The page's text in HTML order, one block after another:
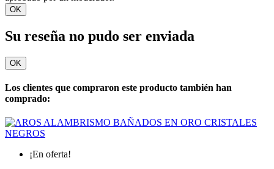
OK
Su reseña no pudo ser enviada
OK
Los clientes que compraron este producto también han
comprado:
¡En oferta!